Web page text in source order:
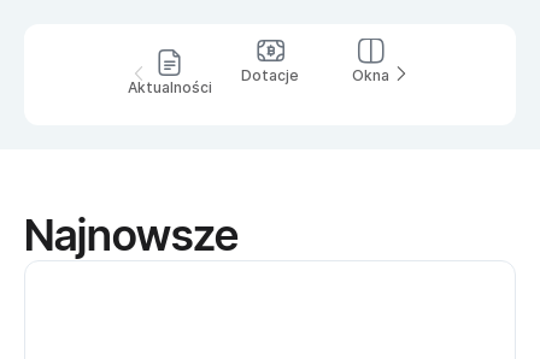
Aktualności
Dotacje Okna
Najnowsze